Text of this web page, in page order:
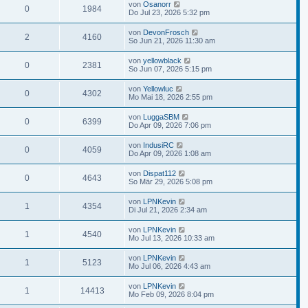
0 1984 von Osanorr
Do Jul 23, 2026 5:32 pm
2 4160 von DevonFrosch
So Jun 21, 2026 11:30 am
0 2381 von yellowblack
So Jun 07, 2026 5:15 pm
0 4302 von Yellowluc
Mo Mai 18, 2026 2:55 pm
0 6399 von LuggaSBM
Do Apr 09, 2026 7:06 pm
0 4059 von IndusiRC
Do Apr 09, 2026 1:08 am
0 4643 von Dispat112
So Mär 29, 2026 5:08 pm
1 4354 von LPNKevin
Di Jul 21, 2026 2:34 am
1 4540 von LPNKevin
Mo Jul 13, 2026 10:33 am
1 5123 von LPNKevin
Mo Jul 06, 2026 4:43 am
1 14413 von LPNKevin
Mo Feb 09, 2026 8:04 pm